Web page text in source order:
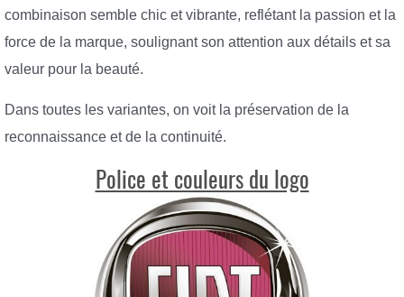
combinaison semble chic et vibrante, reflétant la passion et la
force de la marque, soulignant son attention aux détails et sa
valeur pour la beauté.
Dans toutes les variantes, on voit la préservation de la
reconnaissance et de la continuité.
Police et couleurs du logo